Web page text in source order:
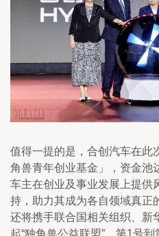
值得一提的是，合创汽车在此
角兽青年创业基金」，资金池
车主在创业及事业发展上提供
持，助力其成为各自领域真正
还将携手联合国相关组织、新